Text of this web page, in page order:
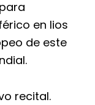
en lios
de este
recital.